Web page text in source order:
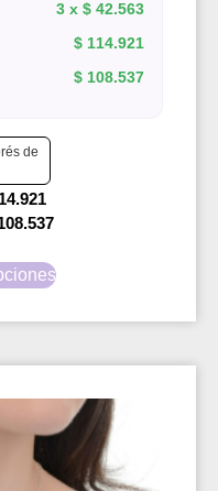
3 x $ 42.563
$ 114.921
$ 108.537
de